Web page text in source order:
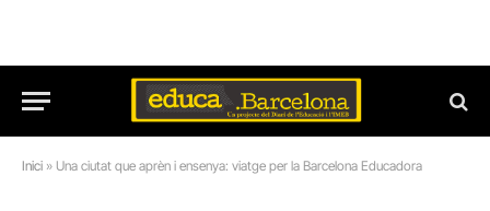
Inici » Una ciutat que aprèn i ensenya: viatge per la Barcelona Educadora